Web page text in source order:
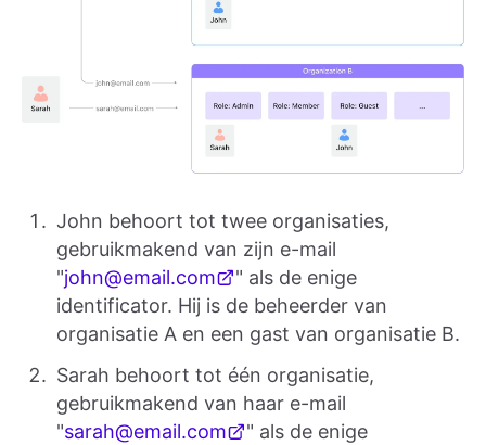
John behoort tot twee organisaties,
gebruikmakend van zijn e-mail
"john@email.com
" als de enige
identificator. Hij is de beheerder van
organisatie A en een gast van organisatie B.
Sarah behoort tot één organisatie,
gebruikmakend van haar e-mail
"sarah@email.com
" als de enige